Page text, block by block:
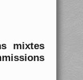
mixtes